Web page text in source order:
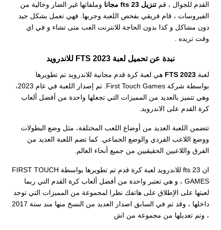
القدم للجوال ، قم تنزيل fts 23 مجانا
وملفاتها غير الضار وخالية من
الفيروسات ، قام فريقي بفحص اللعبة وجربها. فهي تعمل بشكل جيد
دون مشاكل و كذا بدون الحاجة للانترنت العب متى تشاء و في اي
وقت تريده .
نبدة عن تحميل لعبة FTS 2023 للاندرويد
لعبة FTS 2023 هي لعبة كرة قدم مجانية للاندرويد تم تطويرها
بواسطة شركة First Touch Games. تم إصدار اللعبة في عام 2023،
وهي تتميز بالعديد من المميزات التي تجعلها واحدة من أفضل ألعاب
كرة القدم على الاندرويد.
تتضمن اللعبة العديد من أوضاع اللعب المختلفة، مثل وضع البطولات
ووضع اللاعب الفردي والوضع الجماعي. كما تضم اللعبة العديد من
الفرق واللاعبين الحقيقيين من جميع أنحاء العالم.
ان fts 23 للاندرويد لعبة كرة قدم تم تطويرها بواسطة FIRST TOUCH
GAMES ، و هي تعتبر واحدة من أفضل ألعاب كرة القدم التي ربما
لعبتها على الإطلاق على هاتفك نظرا لمجموعة من المميزات التي توجد
داخلها ، وقد تم في السابق اصدار العديد من النسخ منها مند سنة 2017
، وتم تعديلها من مجموعة من اش